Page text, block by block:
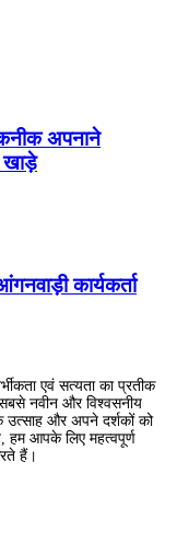
अपनाने
खाड़े
कार्यकर्ता
एवं सत्यता का प्रतीक
नवीन और विश्वसनीय
उत्साह और अपने दर्शकों को
हम आपके लिए महत्वपूर्ण
हैं।